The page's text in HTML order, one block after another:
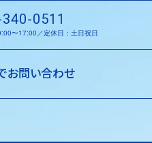
0511
〜17:00／定休日：土日祝日
お問い合わせ